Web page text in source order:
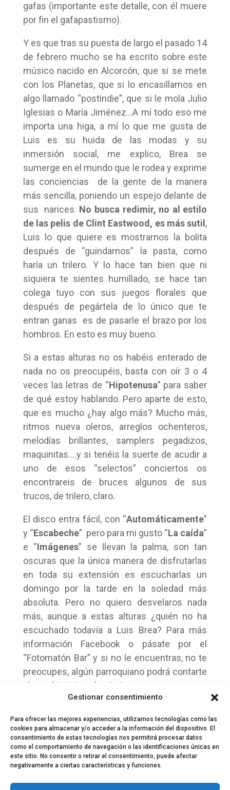
Gestionar consentimiento
Para ofrecer las mejores experiencias, utilizamos tecnologías como las
cookies para almacenar y/o acceder a la información del dispositivo. El
consentimiento de estas tecnologías nos permitirá procesar datos
como el comportamiento de navegación o las identificaciones únicas en
este sitio. No consentir o retirar el consentimiento, puede afectar
negativamente a ciertas características y funciones.
gafas (importante este detalle, con él muere
por fin el gafapastismo).
Y es que tras su puesta de largo el pasado 14
de febrero mucho se ha escrito sobre este
músico nacido en Alcorcón, que si se mete
con los Planetas, que si lo encasillamos en
algo llamado “postindie”, que si le mola Julio
Iglesias o María Jiménez…A mí todo eso me
importa una higa, a mí lo que me gusta de
Luis es su huida de las modas y su
inmersión social, me explico, Brea se
sumerge en el mundo que le rodea y exprime
las conciencias de la gente de la manera
más sencilla, poniendo un espejo delante de
sus narices. No busca redimir, no al estilo
de las pelis de Clint Eastwood, es más sutil ,
Luis lo que quiere es mostrarnos la bolita
después de “guindarnos” la pasta, como
haría un trilero. Y lo hace tan bien que ni
siquiera te sientes humillado, se hace tan
colega tuyo con sus juegos florales que
después de pegártela de lo único que te
entran ganas es de pasarle el brazo por los
hombros. En esto es muy bueno.
Si a estas alturas no os habéis enterado de
nada no os preocupéis, basta con oír 3 o 4
veces las letras de “Hipotenusa” para saber
de qué estoy hablando. Pero aparte de esto,
que es mucho ¿hay algo más? Mucho más,
ritmos nueva oleros, arreglos ochenteros,
melodías brillantes, samplers pegadizos,
maquinitas….y si tenéis la suerte de acudir a
uno de esos “selectos” conciertos os
encontrareis de bruces algunos de sus
trucos, de trilero, claro.
El disco entra fácil, con “Automáticamente”
y “Escabeche” pero para mi gusto “La caída”
e “Imágenes” se llevan la palma, son tan
oscuras que la única manera de disfrutarlas
en toda su extensión es escucharlas un
domingo por la tarde en la soledad más
absoluta. Pero no quiero desvelaros nada
más, aunque a estas alturas ¿quién no ha
escuchado todavía a Luis Brea? Para más
información Facebook o pásate por el
“Fotomatón Bar” y si no le encuentras, no te
preocupes, algún parroquiano podrá contarte
alguna historia sobre Luis…